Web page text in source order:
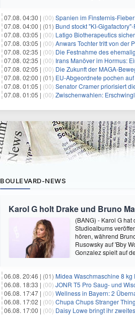
07.08. 04:30 | (00) Spanien im Finsternis-
07.08. 04:00 | (01) Bund stockt "KI-
07.08. 03:05 | (00) Latigo Biotherapeutics sichert sich 345,6
07.08. 03:05 | (00) Anwars Tochter tritt von der
07.08. 02:35 | (00) Die Festnahme des ehemaligen Gouverneurs
07.08. 02:35 | (00) Irans Manöver im Hormus:
07.08. 02:05 | (00) Die Zukunft der MAGA-
07.08. 02:00 | (01) EU-Abgeordnete pochen
07.08. 01:05 | (00) Senator Cramer priorisiert die
07.08. 01:05 | (00) Zwischenwahlen: Erschwinglichkeit steht
BOULEVARD-NEWS
Karol G holt Drake und Bruno
(BANG) - Karol G
Studioalbums
hören, während
Rusowsky auf 'Bby
Gonzalez spielt auf
06.08. 20:46 | (01) Midea Waschmaschine 8
06.08. 18:33 | (00) JONR T5 Pro Saug- und
06.08. 17:47 | (00) Wellness in Bayern: 2
06.08. 17:02 | (00) Chupa Chups Stranger
06.08. 17:00 | (00) Daisy Lowe bringt ihr